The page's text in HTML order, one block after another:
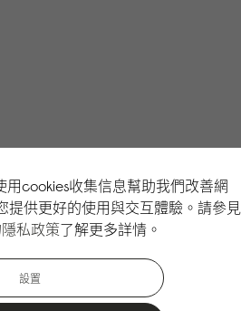
Reserved.
用cookies收集信息幫助我們改善網
提供更好的使用與交互體驗。請參見
隱私政策了解更多詳情。
設置